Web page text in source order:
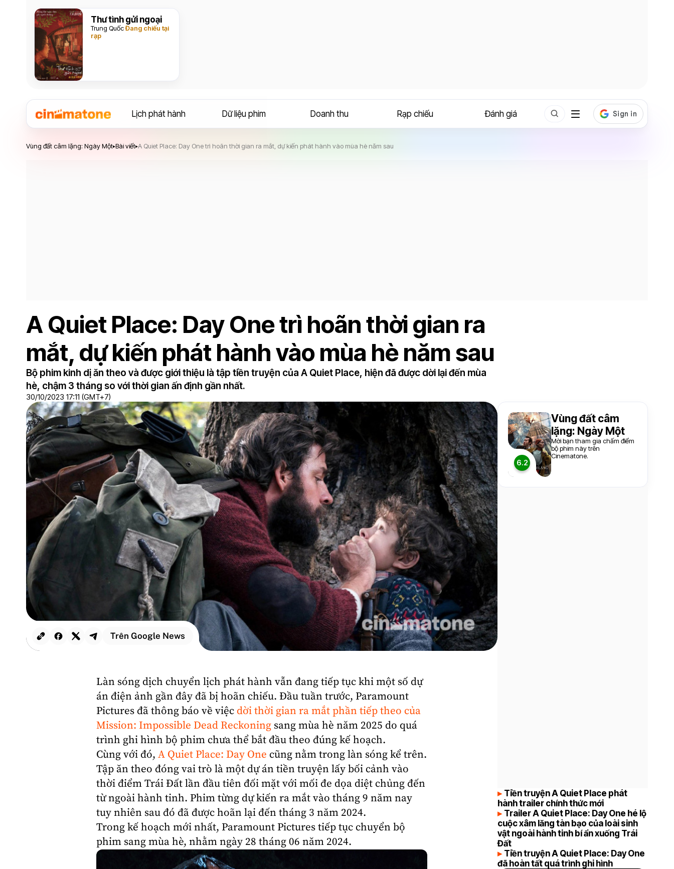
Thư tình gửi ngoại
Trung QuốcĐang chiếu tại
rạp
Lịch phát hành Dữ liệu phim Doanh thu Rạp chiếu Đánh giá
Vùng đất câm lặng: Ngày Một▸Bài viết▸A Quiet Place: Day One trì hoãn thời gian ra mắt, dự kiến phát hành vào mùa hè năm sau
A Quiet Place: Day One trì hoãn thời gian ra
mắt, dự kiến phát hành vào mùa hè năm sau
Bộ phim kinh dị ăn theo và được giới thiệu là tập tiền truyện của A Quiet Place, hiện đã được dời lại đến mùa
hè, chậm 3 tháng so với thời gian ấn định gần nhất.
30/10/2023 17:11 (GMT+7)
Trên Google News
Làn sóng dịch chuyển lịch phát hành vẫn đang tiếp tục khi một số dự
án điện ảnh gần đây đã bị hoãn chiếu. Đầu tuần trước, Paramount
Pictures đã thông báo về việc dời thời gian ra mắt phần tiếp theo của
Mission: Impossible Dead Reckoning sang mùa hè năm 2025 do quá
trình ghi hình bộ phim chưa thể bắt đầu theo đúng kế hoạch.
Cùng với đó, A Quiet Place: Day One cũng nằm trong làn sóng kể trên.
Tập ăn theo đóng vai trò là một dự án tiền truyện lấy bối cảnh vào
thời điểm Trái Đất lần đầu tiên đối mặt với mối đe dọa diệt chủng đến
từ ngoài hành tinh. Phim từng dự kiến ra mắt vào tháng 9 năm nay
tuy nhiên sau đó đã được hoãn lại đến tháng 3 năm 2024.
Trong kế hoạch mới nhất, Paramount Picturestiếp tục chuyển bộ
phim sang mùa hè, nhằm ngày 28 tháng 06 năm 2024.
6.2
Vùng đất câm
lặng: Ngày Một
Mời bạn tham gia chấm điểm
bộ phim này trên
Cinematone.
Tiền truyện A Quiet Place phát
hành trailer chính thức mới
Trailer A Quiet Place: Day One hé lộ
cuộc xâm lăng tàn bạo của loài sinh
vật ngoài hành tinh bí ẩn xuống Trái
Đất
Tiền truyện A Quiet Place: Day One
đã hoàn tất quá trình ghi hình